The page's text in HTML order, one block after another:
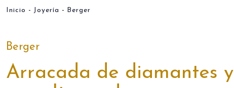
Inicio Joyería Berger
Berger
Arracada de diamantes y